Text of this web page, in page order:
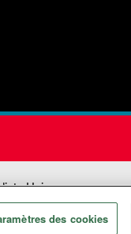
Unie
des cookies